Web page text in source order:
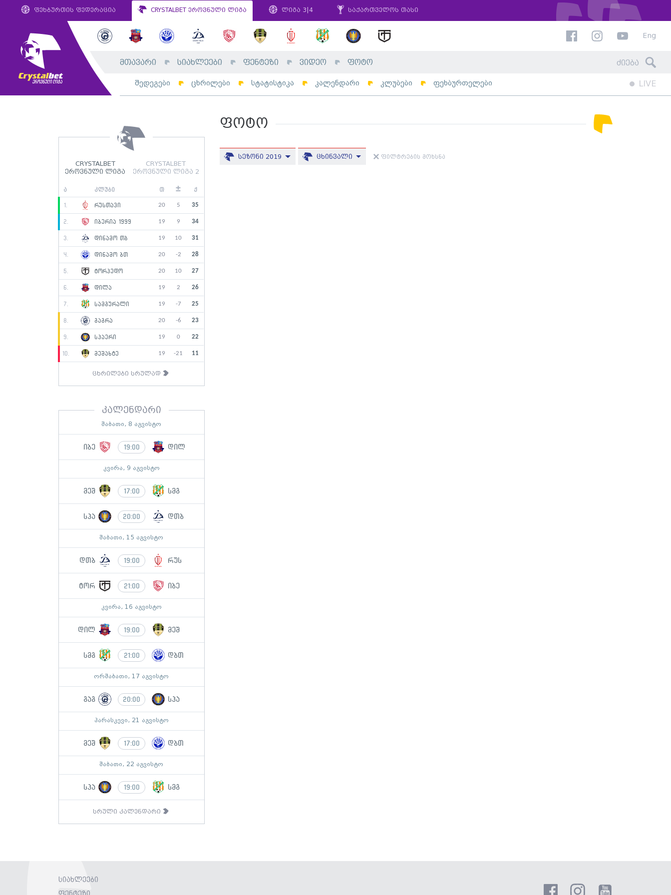
ფეხბურთის ფედერაცია CRYSTALBET ეროვნული ლიგა ლიგა 3|4 საქართველოს თასი
Eng
მთავარი სიახლეები ფენტეზი ვიდეო ფოტო
შედეგები ცხრილები სტატისტიკა კალენდარი კლუბები ფეხბურთელები LIVE
CRYSTALBET
ეროვნული ლიგა
CRYSTALBET
ეროვნული ლიგა 2
ა კლუბი თ ± ქ
1. რუსთავი 20 5 35
2. იბერია 1999 19 9 34
3. დინამო თბ 19 10 31
4. დინამო ბთ 20 -2 28
5. ტორპედო 20 10 27
6. დილა 19 2 26
7. სამგურალი 19 -7 25
8. გაგრა 20 -6 23
9. სპაერი 19 0 22
10. მეშახტე 19 -21 11
ცხრილები სრულად
კალენდარი
შაბათი, 8 აგვისტო
იბე 19:00 დილ
კვირა, 9 აგვისტო
მეშ 17:00 სმგ
სპა 20:00 დთბ
შაბათი, 15 აგვისტო
დთბ 19:00 რუს
ტორ 21:00 იბე
კვირა, 16 აგვისტო
დილ 19:00 მეშ
სმგ 21:00 დბთ
ორშაბათი, 17 აგვისტო
გაგ 20:00 სპა
პარასკევი, 21 აგვისტო
მეშ 17:00 დბთ
შაბათი, 22 აგვისტო
სპა 19:00 სმგ
სრული კალენდარი
ფოტო
სეზონი 2019 ცხინვალი ფილტრების მოხსნა
სიახლეები